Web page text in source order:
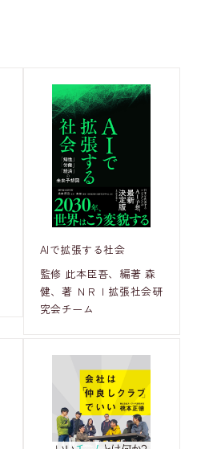
AIで拡張する社会
監修 此本臣吾、編著 森
健、著 ＮＲＩ拡張社会研
究会チーム